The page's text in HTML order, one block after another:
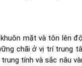
mặt và tôn lên
chãi ở vị trí trung
tính và sắc nâu